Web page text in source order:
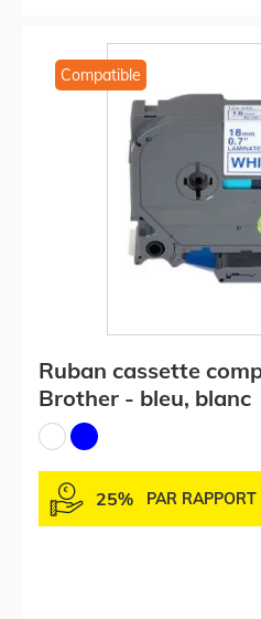
Compatible
Ruban cassette
Brother - bleu, blanc
25% PAR